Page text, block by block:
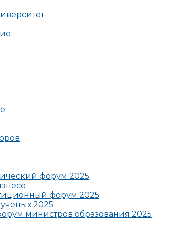
форум 2025
форум 2025
2025
министров образования 2025